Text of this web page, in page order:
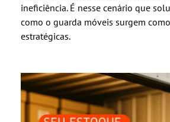
ineficiência. É nesse cenário que
como o guarda móveis surgem
estratégicas.